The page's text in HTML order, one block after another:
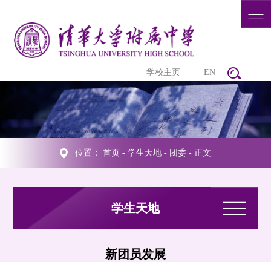
学校主页 EN
位置： 首页 - 学生天地 - 团委 - 正文
学生天地
新团员发展